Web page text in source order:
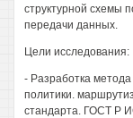
структурной схемы
передачи данных.
Цели исследования:
- Разработка
политики.
стандарта. ГОСТ Р